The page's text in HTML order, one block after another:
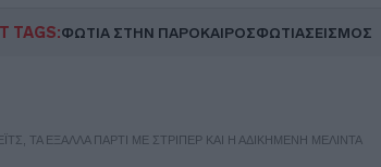
TAGS:ΦΩΤΙΑ ΣΤΗΝ ΠΑΡΟΚΑΙΡΟΣΦΩΤΙΑΣΕΙΣΜΟΣ
ΤΑ ΈΞΑΛΛΑ ΠΆΡΤΙ ΜΕ ΣΤΡΊΠΕΡ ΚΑΙ Η ΑΔΙΚΗΜΈΝΗ ΜΕΛΊΝΤΑ